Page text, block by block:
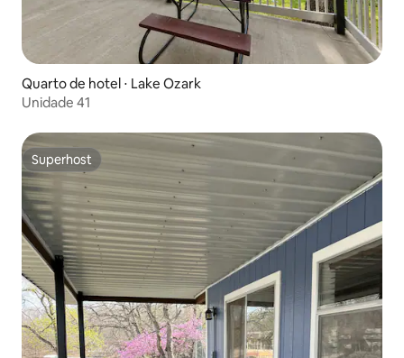
Quarto de hotel ⋅ Lake Ozark
Unidade 41
Superhost
Superhost